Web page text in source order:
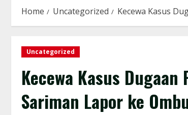
Home Uncategorized Kecewa Kasus
Uncategorized
Kecewa Kasus
Sariman Lapor ke